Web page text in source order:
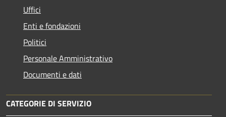
Uffici
Enti e fondazioni
Politici
Personale Amministrativo
Documenti e dati
CATEGORIE DI SERVIZIO